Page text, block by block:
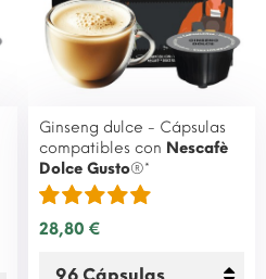
Ginseng dulce - Cápsulas
compatibles con Nescafè
Dolce Gusto®*
28,80 €